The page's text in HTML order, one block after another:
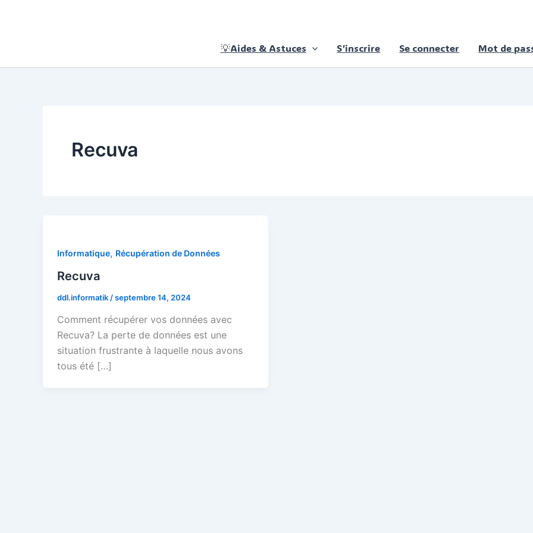
💡Aides & Astuces S’inscrire Se connecter Mot de
Recuva
Informatique, Récupération de Données
Recuva
ddl.informatik /septembre 14, 2024
Comment récupérer vos données avec
Recuva? La perte de données est une
situation frustrante à laquelle nous avons
tous été […]